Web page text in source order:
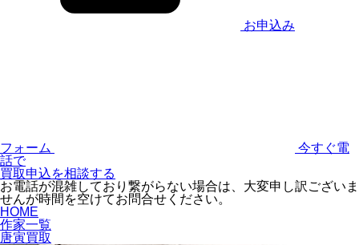
お申込み
フォーム
今すぐ電
話で
買取申込を相談する
お電話が混雑しており繋がらない場合は、大変申し訳ございま
せんが時間を空けてお問合せください。
HOME
作家一覧
唐寅買取